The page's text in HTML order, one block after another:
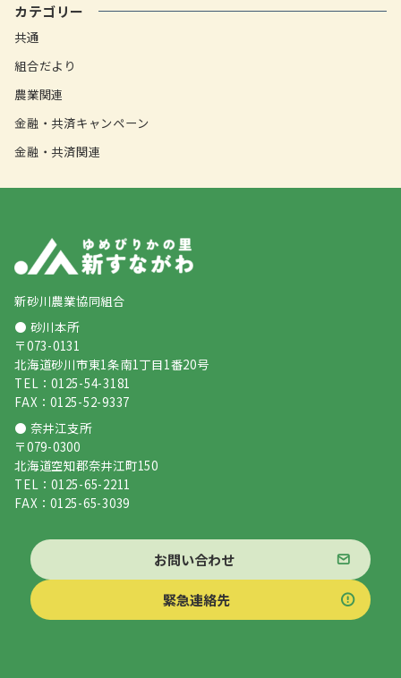
イ
ブ
カテゴリー
共通
組合だより
農業関連
金融・共済キャンペーン
金融・共済関連
新砂川農業協同組合
● 砂川本所
〒073-0131
北海道砂川市東1条南1丁目1番20号
TEL：0125-54-3181
FAX：0125-52-9337
● 奈井江支所
〒079-0300
北海道空知郡奈井江町150
TEL：0125-65-2211
FAX：0125-65-3039
お問い合わせ
緊急連絡先